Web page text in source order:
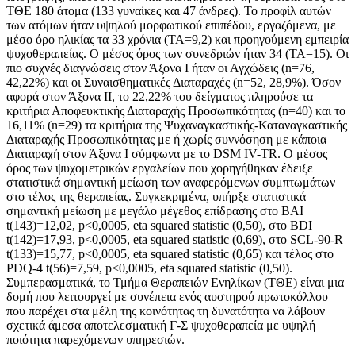
ΤΘΕ 180 άτομα (133 γυναίκες και 47 άνδρες). Το προφίλ αυτών
των ατόμων ήταν υψηλού μορφωτικού επιπέδου, εργαζόμενα, με
μέσο όρο ηλικίας τα 33 χρόνια (ΤΑ=9,2) και προηγούμενη εμπειρία
ψυχοθεραπείας. Ο μέσος όρος των συνεδριών ήταν 34 (ΤΑ=15). Οι
πιο συχνές διαγνώσεις στον Άξονα Ι ήταν οι Αγχώδεις (n=76,
42,22%) και οι Συναισθηματικές Διαταραχές (n=52, 28,9%). Όσον
αφορά στον Άξονα ΙΙ, το 22,22% του δείγματος πληρούσε τα
κριτήρια Αποφευκτικής Διαταραχής Προσωπικότητας (n=40) και το
16,11% (n=29) τα κριτήρια της Ψυχαναγκαστικής-Καταναγκαστικής
Διαταραχής Προσωπικότητας με ή χωρίς συννόσηση με κάποια
Διαταραχή στον Άξονα Ι σύμφωνα με το DSM IV-TR. Ο μέσος
όρος των ψυχομετρικών εργαλείων που χορηγήθηκαν έδειξε
στατιστικά σημαντική μείωση των αναφερόμενων συμπτωμάτων
στο τέλος της θεραπείας. Συγκεκριμένα, υπήρξε στατιστικά
σημαντική μείωση με μεγάλο μέγεθος επίδρασης στο BAI
t(143)=12,02, p<0,0005, eta squared statistic (0,50), στο BDI
t(142)=17,93, p<0,0005, eta squared statistic (0,69), στο SCL-90-R
t(133)=15,77, p<0,0005, eta squared statistic (0,65) και τέλος στο
PDQ-4 t(56)=7,59, p<0,0005, eta squared statistic (0,50).
Συμπερασματικά, το Τμήμα Θεραπειών Ενηλίκων (ΤΘΕ) είναι μια
δομή που λειτουργεί με συνέπεια ενός αυστηρού πρωτοκόλλου
που παρέχει στα μέλη της κοινότητας τη δυνατότητα να λάβουν
σχετικά άμεσα αποτελεσματική Γ-Σ ψυχοθεραπεία με υψηλή
ποιότητα παρεχόμενων υπηρεσιών.